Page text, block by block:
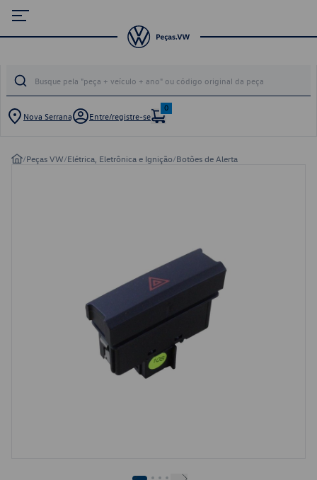
Nova Serrana Entre/registre-se
0
/Peças VW/Elétrica, Eletrônica e Ignição/Botões de Alerta